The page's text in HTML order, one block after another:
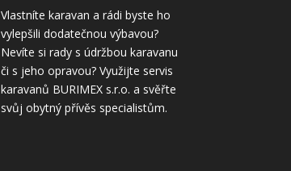
Vlastníte karavan a rádi byste ho
vylepšili dodatečnou výbavou?
Nevíte si rady s údržbou karavanu
či s jeho opravou? Využijte servis
karavanů BURIMEX s.r.o. a svěřte
svůj obytný přívěs specialistům.